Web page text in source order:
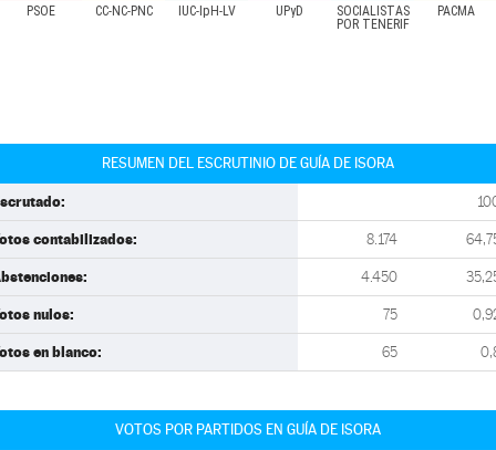
PSOE CC-NC-PNC IUC-IpH-LV UPyD
SOCIALISTAS
POR TENERIF
PACMA
RESUMEN DEL ESCRUTINIO DE GUÍA DE ISORA
contabilizados: 8.174
4.450
nulos: 75
en blanco: 65
VOTOS POR PARTIDOS EN GUÍA DE ISORA